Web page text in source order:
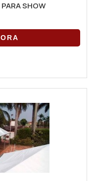
SHOW